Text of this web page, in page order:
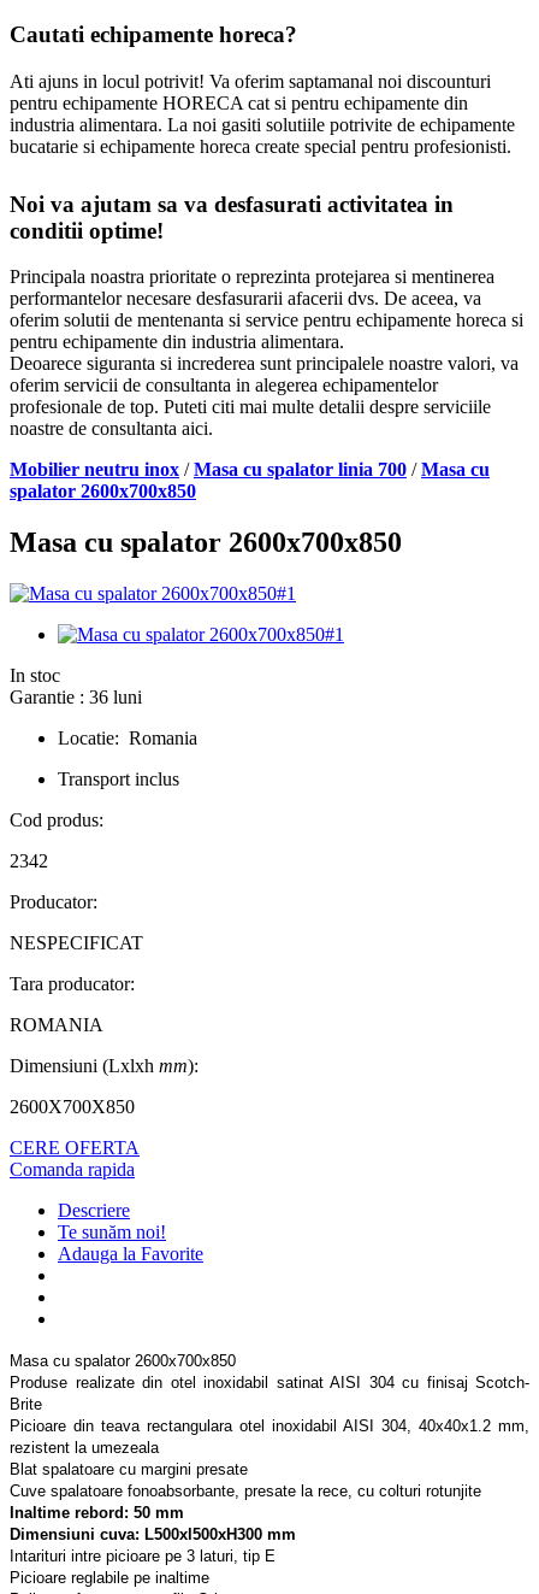
Cautati echipamente horeca?
Ati ajuns in locul potrivit! Va oferim saptamanal noi discounturi
pentru echipamente HORECA cat si pentru echipamente din
industria alimentara. La noi gasiti solutiile potrivite de echipamente
bucatarie si echipamente horeca create special pentru profesionisti.
Noi va ajutam sa va desfasurati activitatea in
conditii optime!
Principala noastra prioritate o reprezinta protejarea si mentinerea
performantelor necesare desfasurarii afacerii dvs. De aceea, va
oferim solutii de mentenanta si service pentru echipamente horeca si
pentru echipamente din industria alimentara.
Deoarece siguranta si increderea sunt principalele noastre valori, va
oferim servicii de consultanta in alegerea echipamentelor
profesionale de top. Puteti citi mai multe detalii despre serviciile
noastre de consultanta aici.
Mobilier neutru inox /Masa cu spalator linia 700 /Masa cu
spalator 2600x700x850
Masa cu spalator 2600x700x850
In stoc
Garantie : 36 luni
Locatie: Romania
Transport inclus
Cod produs:
2342
Producator:
NESPECIFICAT
Tara producator:
ROMANIA
Dimensiuni (Lxlxh mm):
2600X700X850
CERE OFERTA
Comanda rapida
Descriere
Te sunăm noi!
Adauga la Favorite
Masa cu spalator 2600x700x850
Produse realizate din otel inoxidabil satinat AISI 304 cu finisaj Scotch-
Brite
Picioare din teava rectangulara otel inoxidabil AISI 304, 40x40x1.2 mm,
rezistent la umezeala
Blat spalatoare cu margini presate
Cuve spalatoare fonoabsorbante, presate la rece, cu colturi rotunjite
Inaltime rebord: 50 mm
Dimensiuni cuva: L500xl500xH300 mm
Intarituri intre picioare pe 3 laturi, tip E
Picioare reglabile pe inaltime